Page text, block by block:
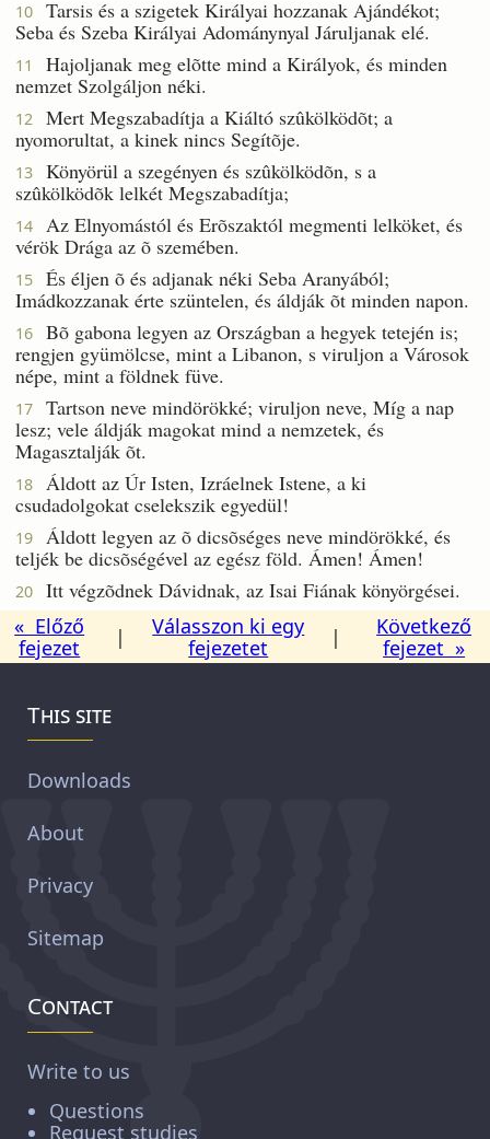
10
Tarsis és a szigetek Királyai hozzanak Ajándékot;
Seba és Szeba Királyai Adománynyal Járuljanak elé.
11
Hajoljanak meg elõtte mind a Királyok, és minden
nemzet Szolgáljon néki.
12
Mert Megszabadítja a Kiáltó szûkölködõt; a
nyomorultat, a kinek nincs Segítõje.
13
Könyörül a szegényen és szûkölködõn, s a
szûkölködõk lelkét Megszabadítja;
14
Az Elnyomástól és Erõszaktól megmenti lelköket, és
vérök Drága az õ szemében.
15
És éljen õ és adjanak néki Seba Aranyából;
Imádkozzanak érte szüntelen, és áldják õt minden napon.
16
Bõ gabona legyen az Országban a hegyek tetején is;
rengjen gyümölcse, mint a Libanon, s viruljon a Városok
népe, mint a földnek füve.
17
Tartson neve mindörökké; viruljon neve, Míg a nap
lesz; vele áldják magokat mind a nemzetek, és
Magasztalják õt.
18
Áldott az Úr Isten, Izráelnek Istene, a ki
csudadolgokat cselekszik egyedül!
19
Áldott legyen az õ dicsõséges neve mindörökké, és
teljék be dicsõségével az egész föld. Ámen! Ámen!
20
Itt végzõdnek Dávidnak, az Isai Fiának könyörgései.
« Előző
fejezet
|
Válasszon ki egy
fejezetet
|
Következő
fejezet »
This site
Downloads
About
Privacy
Sitemap
Contact
Write to us
Questions
Request studies